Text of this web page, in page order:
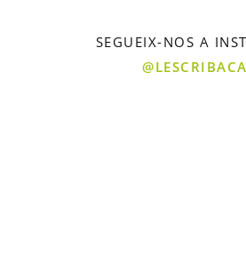
SEGUEIX-NOS A